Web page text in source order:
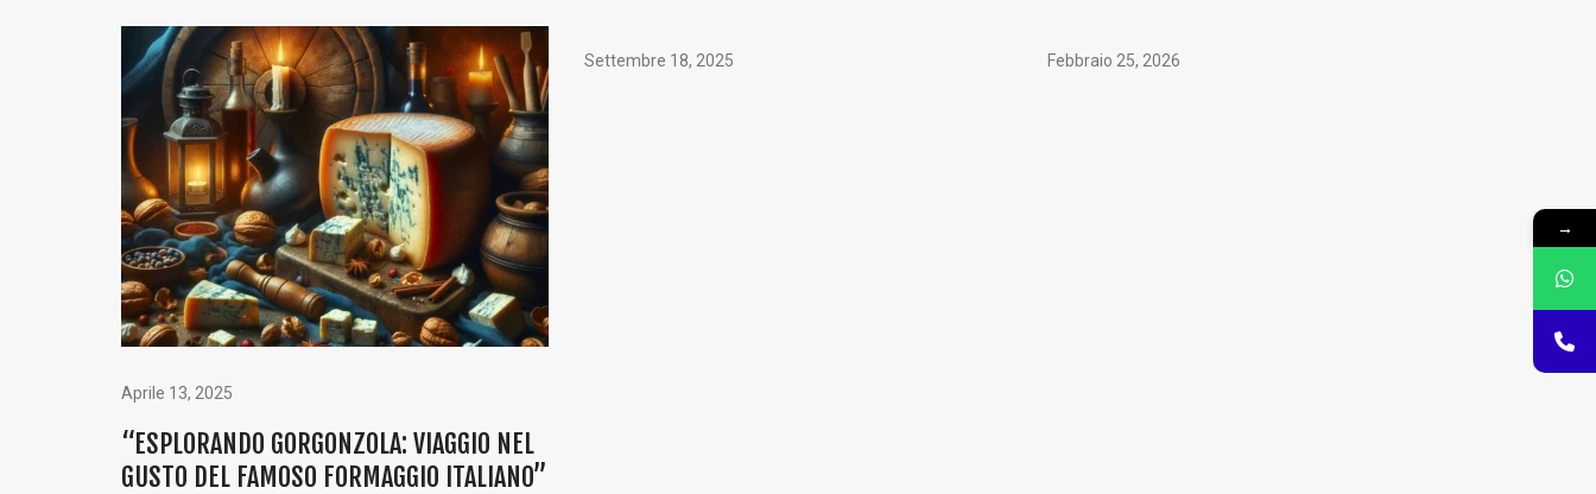
Aprile 13, 2025
“ESPLORANDO GORGONZOLA: VIAGGIO NEL
GUSTO DEL FAMOSO FORMAGGIO ITALIANO”
Settembre 18, 2025 Febbraio 25, 2026
→